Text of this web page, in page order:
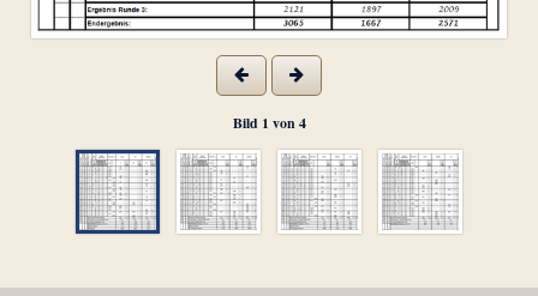
Bild 1 von4